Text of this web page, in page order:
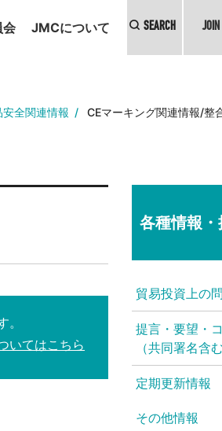
会 JMCについて SEARCH JOIN
全関連情報 CEマーキング関連情報/
いてはこちら
各種情報・
貿易投資上の
提言・要望・
（共同署名含む
定期更新情報
その他情報